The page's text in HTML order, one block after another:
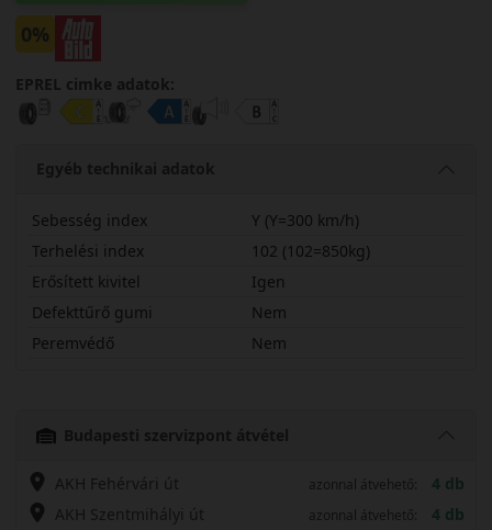
0%
EPREL cimke adatok:
Egyéb technikai adatok
Sebesség index
Y (Y=300 km/h)
Terhelési index
102 (102=850kg)
Erősített kivitel
Igen
Defekttűrő gumi
Nem
Peremvédő
Nem
Budapesti szervizpont átvétel
AKH Fehérvári út azonnal átvehető:
4 db
AKH Szentmihályi út
azonnal átvehető: 4 db